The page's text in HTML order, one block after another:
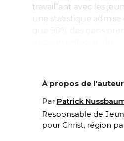
travaillant avec les
une statistique admise
À propos de l'auteur
Par Patrick
Responsable de
pour Christ, région